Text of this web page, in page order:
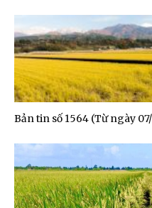
Bản tin số 1564 (Từ ngày